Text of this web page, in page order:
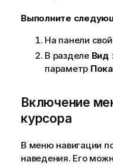
Выполните
На панели
В разделе Вид
параметр
Включение
курсора
В меню навигации
наведения. Его